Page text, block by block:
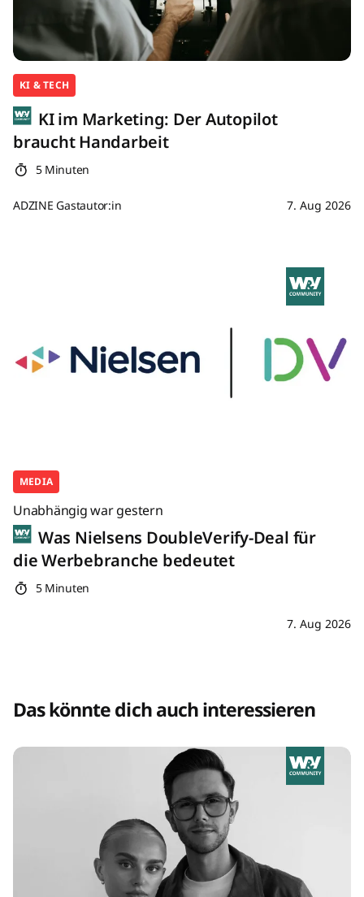
KI & TECH
KI im Marketing: Der Autopilot
braucht Handarbeit
5 Minuten
ADZINE Gastautor:in 7. Aug 2026
MEDIA
Unabhängig war gestern
Was Nielsens DoubleVerify-Deal für
die Werbebranche bedeutet
5 Minuten
7. Aug 2026
Das könnte dich auch interessieren